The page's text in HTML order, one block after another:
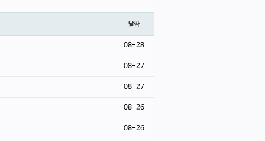
날짜
08-28
08-27
08-27
08-26
08-26